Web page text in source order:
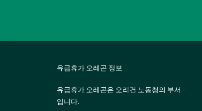
유급휴가 오레곤 정보
유급휴가 오레곤은 오리건 노동청의 부서
입니다.